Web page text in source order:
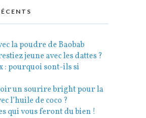
la poudre de Baobab
jeune avec les dattes ?
: pourquoi sont-ils si
un sourire bright pour la
l’huile de coco ?
qui vous feront du bien !